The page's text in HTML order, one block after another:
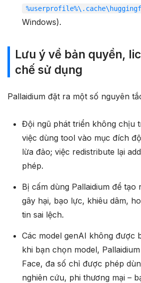
Windows).
Lưu ý về bản quyền,
chế sử dụng
Pallaidium đặt ra một số nguyên
Đội ngũ phát triển không chịu
việc dùng tool vào mục đích
lừa đảo; việc redistribute lại
phép.
Bị cấm dùng Pallaidium để tạo
gây hại, bạo lực, khiêu dâm,
tin sai lệch.
Các model genAI không được
khi bạn chọn model,
Face, đa số chỉ được phép
nghiên cứu, phi thương mại –